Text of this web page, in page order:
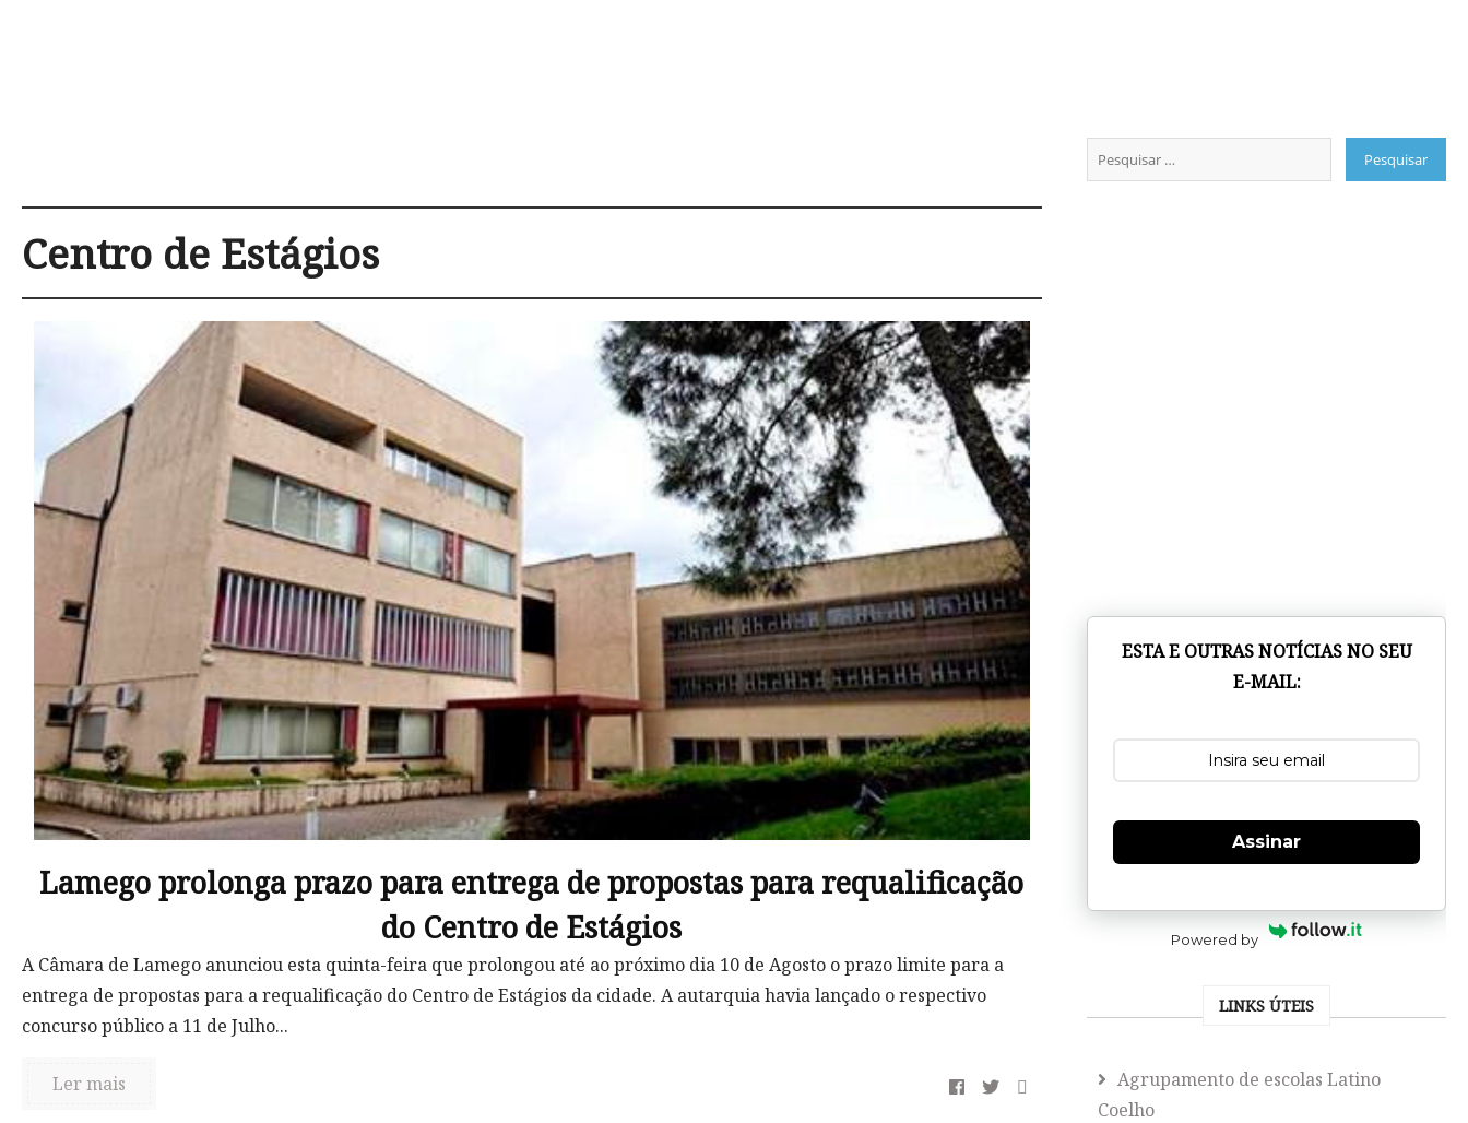
Centro de Estágios
Lamego prolonga prazo para entrega de propostas para requalificação
do Centro de Estágios
A Câmara de Lamego anunciou esta quinta-feira que prolongou até ao próximo dia 10 de Agosto o prazo limite para a
entrega de propostas para a requalificação do Centro de Estágios da cidade. A autarquia havia lançado o respectivo
concurso público a 11 de Julho...
Ler mais
ESTA E OUTRAS NOTÍCIAS NO SEU
E-MAIL:
Assinar
Powered by
LINKS ÚTEIS
Agrupamento de escolas Latino
Coelho